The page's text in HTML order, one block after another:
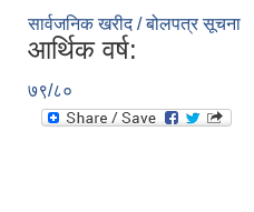
सार्वजनिक खरीद / बोलपत्र सूचना
आर्थिक वर्ष:
७९/८०